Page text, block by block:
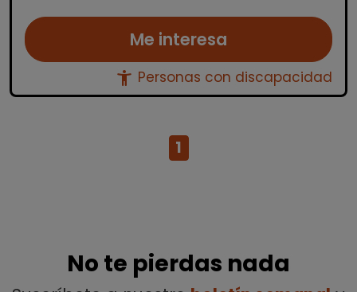
Me interesa
accessibility_new Personas con discapacidad
1
No te pierdas nada